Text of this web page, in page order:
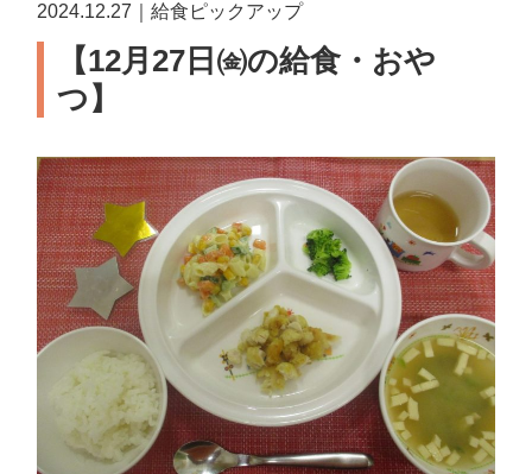
2024.12.27｜給食ピックアップ
【12月27日㈮の給食・おや
つ】